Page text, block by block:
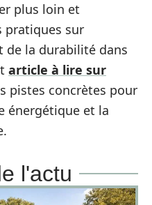
plus loin et
pratiques sur
de la durabilité dans
article à lire sur
pistes concrètes pour
énergétique et la
l'actu